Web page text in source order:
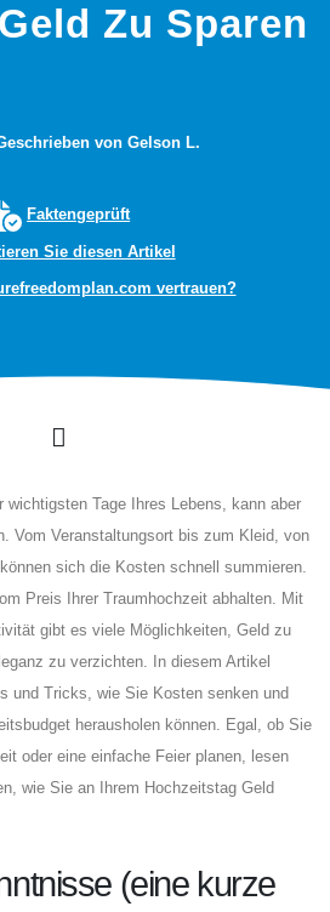
Zu Sparen
von Gelson L.
Faktengeprüft
Sie diesen Artikel
vertrauen?
wichtigsten Tage Ihres Lebens, kann aber
Vom Veranstaltungsort bis zum Kleid, von
sich die Kosten schnell summieren.
Preis Ihrer Traumhochzeit abhalten. Mit
gibt es viele Möglichkeiten, Geld zu
zu verzichten. In diesem Artikel
und Tricks, wie Sie Kosten senken und
herausholen können. Egal, ob Sie
oder eine einfache Feier planen, lesen
wie Sie an Ihrem Hochzeitstag Geld
(eine kurze